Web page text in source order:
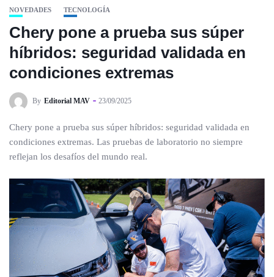
NOVEDADES TECNOLOGÍA
Chery pone a prueba sus súper
híbridos: seguridad validada en
condiciones extremas
By Editorial MAV 23/09/2025
Chery pone a prueba sus súper híbridos: seguridad validada en
condiciones extremas. Las pruebas de laboratorio no siempre
reflejan los desafíos del mundo real.